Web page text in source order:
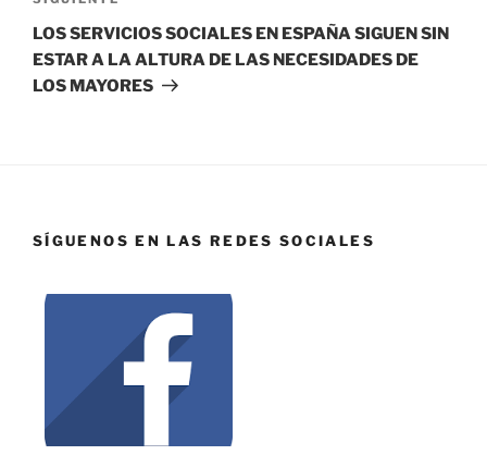
LOS SERVICIOS SOCIALES EN ESPAÑA SIGUEN SIN
ESTAR A LA ALTURA DE LAS NECESIDADES DE
LOS MAYORES
SÍGUENOS EN LAS REDES SOCIALES